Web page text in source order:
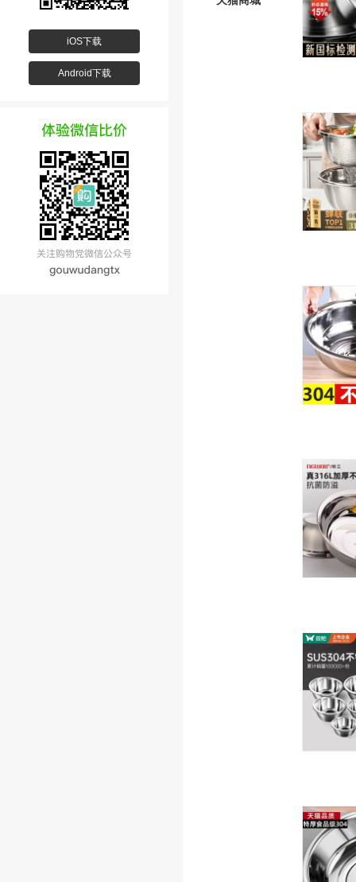
iOS下载
Android下载